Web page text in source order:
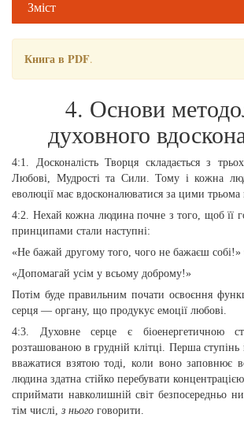
Зміст
Книга в PDF.
4. Основи
духовного
4:1. Досконалість Творця складається з
Любові, Мудрості та Сили. Тому і кожна
еволюції має вдосконалюватися за цими трьома
4:2. Нехай кожна людина почне з того, щоб її
принципами стали наступні:
«Не бажай другому того, чого не бажаєш собі!»
«Допомагай усім у всьому доброму!»
Потім буде правильним почати освоєння
серця — органу, що продукує емоції любові.
4:3. Духовне серце є біоенергетичною
розташованою в грудній клітці. Перша
вважатися взятою тоді, коли воно заповнює
людина здатна стійко перебувати
сприймати навколишній світ безпосередньо
тім числі, з нього говорити.